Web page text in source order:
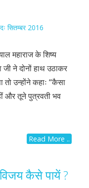
सितम्बर 2016
महाराज के शिष्य
जी ने दोनों हाथ उठाकर
तो उन्होंने कहाः “कैसा
और तूने पुत्रवती भव
Read More ..
कैसे पायें ?